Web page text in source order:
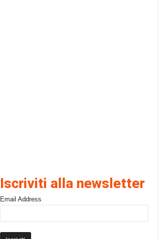
Iscriviti alla newsletter
Email Address